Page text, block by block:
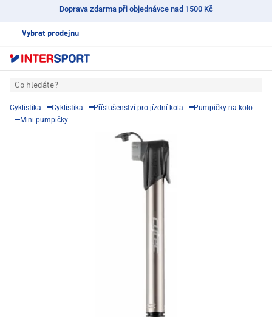
Doprava zdarma při objednávce nad 1500 Kč
Vybrat prodejnu
Co hledáte?
Cyklistika Cyklistika Příslušenství pro jízdní kola
Pumpičky na kolo
Mini pumpičky